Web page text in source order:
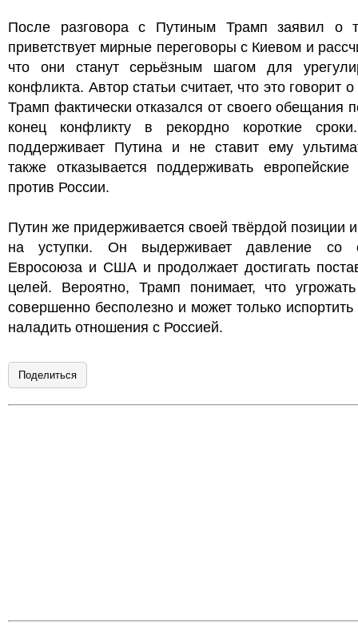
После разговора с Путиным Трамп заявил о
приветствует мирные переговоры с Киевом и
что они станут серьёзным шагом для
конфликта. Автор статьи считает, что это говорит
Трамп фактически отказался от своего обещания
конец конфликту в рекордно короткие
поддерживает Путина и не ставит ему
также отказывается поддерживать европейские
против России.
Путин же придерживается своей твёрдой позиции
на уступки. Он выдерживает давление со
Евросоюза и США и продолжает достигать
целей. Вероятно, Трамп понимает, что
совершенно бесполезно и может только испортить
наладить отношения с Россией.
Поделиться